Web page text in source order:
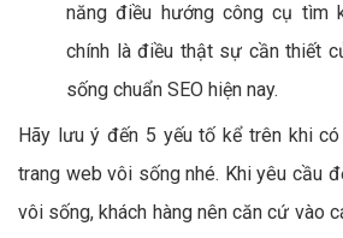
năng điều hướng công cụ tìm
chính là điều thật sự cần thiết
sống chuẩn SEO hiện nay.
Hãy lưu ý đến 5 yếu tố kể trên khi
trang web vôi sống nhé. Khi yêu cầu
vôi sống, khách hàng nên căn cứ vào